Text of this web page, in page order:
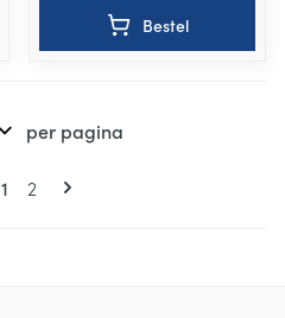
Bestel
Pagina's
U lees momenteel pagina
1 Pagina
2
per pagina